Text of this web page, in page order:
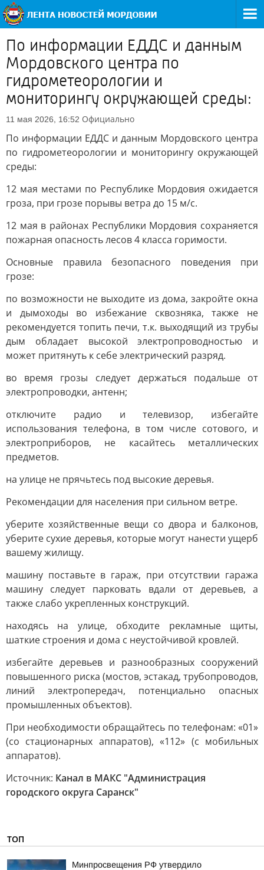
По информации ЕДДС и данным
Мордовского центра по
гидрометеорологии и
мониторингу окружающей среды:
11 мая 2026, 16:52 Официально
По информации ЕДДС и данным Мордовского центра
по гидрометеорологии и мониторингу окружающей
среды:
12 мая местами по Республике Мордовия ожидается
гроза, при грозе порывы ветра до 15 м/с.
12 мая в районах Республики Мордовия сохраняется
пожарная опасность лесов 4 класса горимости.
Основные правила безопасного поведения при
грозе:
по возможности не выходите из дома, закройте окна
и дымоходы во избежание сквозняка, также не
рекомендуется топить печи, т.к. выходящий из трубы
дым обладает высокой электропроводностью и
может притянуть к себе электрический разряд.
во время грозы следует держаться подальше от
электропроводки, антенн;
отключите радио и телевизор, избегайте
использования телефона, в том числе сотового, и
электроприборов, не касайтесь металлических
предметов.
на улице не прячьтесь под высокие деревья.
Рекомендации для населения при сильном ветре.
уберите хозяйственные вещи со двора и балконов,
уберите сухие деревья, которые могут нанести ущерб
вашему жилищу.
машину поставьте в гараж, при отсутствии гаража
машину следует парковать вдали от деревьев, а
также слабо укрепленных конструкций.
находясь на улице, обходите рекламные щиты,
шаткие строения и дома с неустойчивой кровлей.
избегайте деревьев и разнообразных сооружений
повышенного риска (мостов, эстакад, трубопроводов,
линий электропередач, потенциально опасных
промышленных объектов).
При необходимости обращайтесь по телефонам: «01»
(со стационарных аппаратов), «112» (с мобильных
аппаратов).
Источник: Канал в МАКС "Администрация
городского округа Саранск"
ТОП
Минпросвещения РФ утвердило